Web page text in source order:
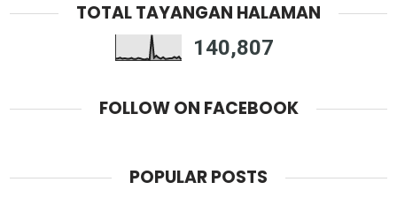
TOTAL TAYANGAN HALAMAN
140,807
FOLLOW ON FACEBOOK
POPULAR POSTS